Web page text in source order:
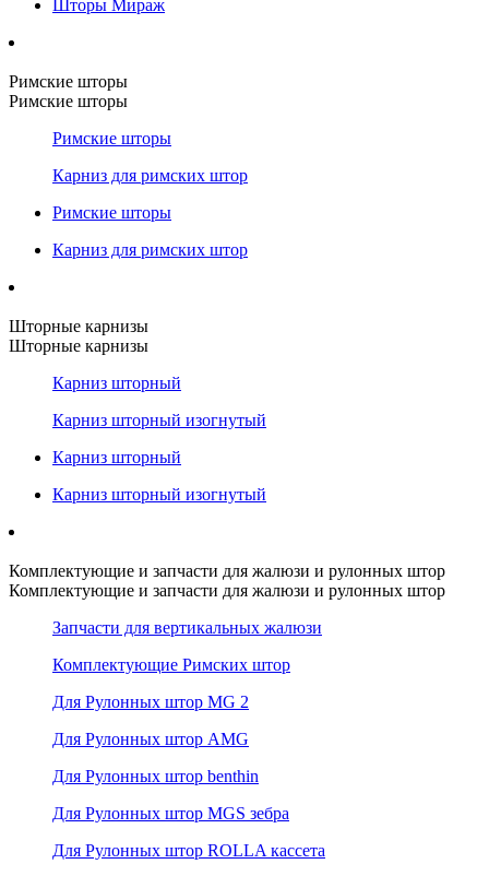
Шторы Мираж
Римские шторы
Римские шторы
Римские шторы
Карниз для римских штор
Римские шторы
Карниз для римских штор
Шторные карнизы
Шторные карнизы
Карниз шторный
Карниз шторный изогнутый
Карниз шторный
Карниз шторный изогнутый
Комплектующие и запчасти для жалюзи и рулонных штор
Комплектующие и запчасти для жалюзи и рулонных штор
Запчасти для вертикальных жалюзи
Комплектующие Римских штор
Для Рулонных штор MG 2
Для Рулонных штор AMG
Для Рулонных штор benthin
Для Рулонных штор MGS зебра
Для Рулонных штор ROLLA кассета